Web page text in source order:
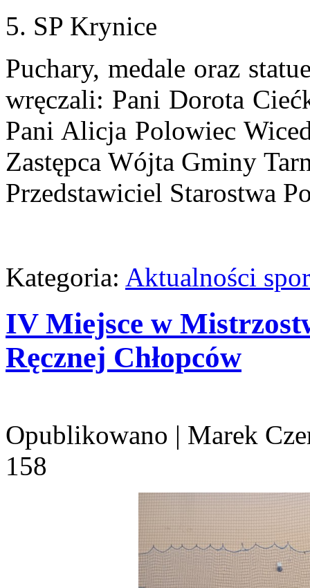
5. SP Krynice
Puchary, medale oraz
wręczali: Pani Dorota
Pani Alicja Polowiec
Zastępca Wójta Gminy
Przedstawiciel Starostwa
Kategoria: Aktualności
IV Miejsce w
Ręcznej Chłopców
Opublikowano | Marek
158